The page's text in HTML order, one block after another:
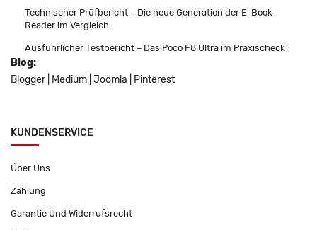
Technischer Prüfbericht – Die neue Generation der E-Book-
Reader im Vergleich
Ausführlicher Testbericht – Das Poco F8 Ultra im Praxischeck
Blog:
Blogger
Medium Joomla Pinterest
KUNDENSERVICE
Über Uns
Zahlung
Garantie Und Widerrufsrecht